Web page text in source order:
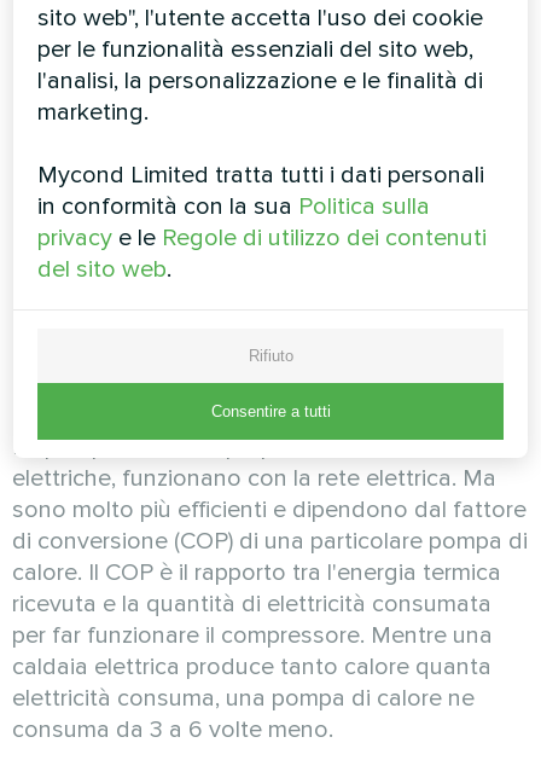
Una pompa di calore ad aria è
un'apparecchiatura universale "tutto in uno". Con
essa è possibile organizzare facilmente sistemi
di riscaldamento ad alta efficienza energetica,
rete elettrica.
Una moderna pompa di calore ad aria consuma
molto meno elettricità rispetto alle tradizionali
caldaie elettriche di noti produttori. Ciò
efficiente con la potenza disponibile in quasi
Le pompe di calore, proprio come le caldaie
elettriche, funzionano con la rete elettrica. Ma
sono molto più efficienti e dipendono dal fattore
di conversione (COP) di una particolare pompa di
calore. Il COP è il rapporto tra l'energia termica
ricevuta e la quantità di elettricità consumata
per far funzionare il compressore. Mentre una
caldaia elettrica produce tanto calore quanta
elettricità consuma, una pompa di calore ne
consuma da 3 a 6 volte meno.
sito web", l'utente accetta l'uso dei cookie
per le funzionalità essenziali del sito web,
l'analisi, la personalizzazione e le finalità di
marketing.
Mycond Limited tratta tutti i dati personali
in conformità con la sua Politica sulla
privacy e le Regole di utilizzo dei contenuti
del sito web.
Rifiuto
Consentire a tutti